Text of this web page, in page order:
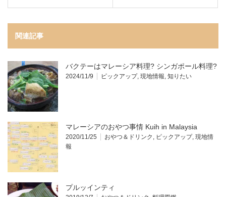
関連記事
バクテーはマレーシア料理? シンガポール料理?
2024/11/9 ピックアップ, 現地情報 知りたい
マレーシアのおやつ事情 Kuih in Malaysia
2020/11/25 おやつ＆ドリンク ピックアップ, 現地情
報
プルッインティ